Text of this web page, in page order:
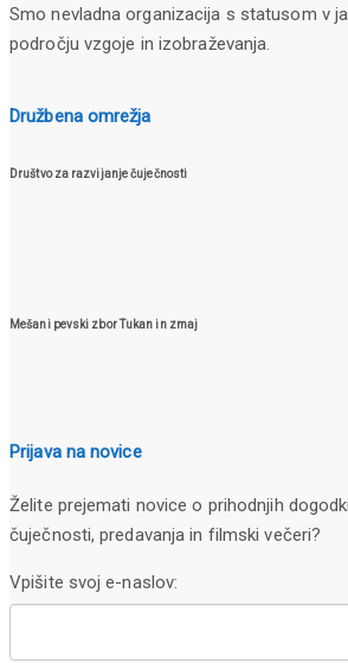
Smo nevladna organizacija s statusom v
področju vzgoje in izobraževanja.
Družbena omrežja
Društvo za razvijanje čuječnosti
Mešani pevski zbor Tukan in zmaj
Prijava na novice
Želite prejemati novice o prihodnjih
čuječnosti, predavanja in filmski večeri?
Vpišite svoj e-naslov: